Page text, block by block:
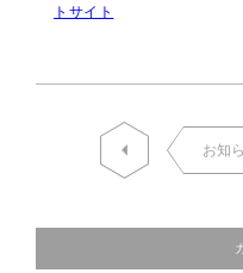
トサイト
お知